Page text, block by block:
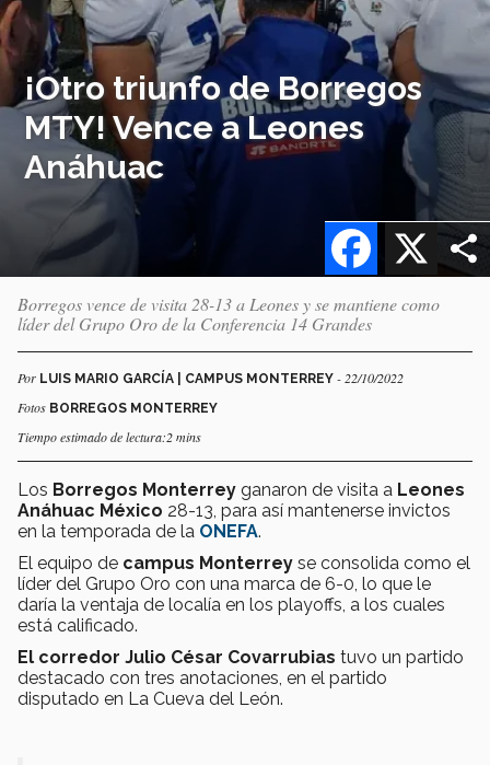
¡Otro triunfo de Borregos
MTY! Vence a Leones
Anáhuac
X
Facebook
Borregos vence de visita 28-13 a Leones y se mantiene como
líder del Grupo Oro de la Conferencia 14 Grandes
Por LUIS MARIO GARCÍA | CAMPUS MONTERREY - 22/10/2022
Fotos BORREGOS MONTERREY
Tiempo estimado de lectura:2 mins
Los Borregos Monterrey ganaron de visita a Leones
Anáhuac México 28-13, para así mantenerse invictos
en la temporada de la ONEFA.
El equipo de campus Monterrey se consolida como el
líder del Grupo Oro con una marca de 6-0, lo que le
daría la ventaja de localía en los playoffs, a los cuales
está calificado.
El corredor Julio César Covarrubias tuvo un partido
destacado con tres anotaciones, en el partido
disputado en La Cueva del León.